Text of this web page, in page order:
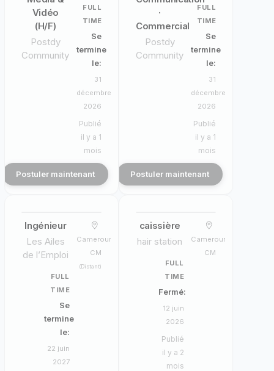
Vidéo
(H/F)
Postdy
Community
FULL
TIME
Se
termine
le:
31
décembre
2026
Publié
il y a 1
mois
Postuler maintenant
·
Commercial
Postdy
Community
FULL
TIME
Se
termine
le:
31
décembre
2026
Publié
il y a 1
mois
Postuler maintenant
Ingénieur
Les Ailes
de l’Emploi
Cameroun,
CM
(Distant)
FULL
TIME
Se
termine
le:
22 juin
2027
caissière
hair station
Cameroun,
CM
FULL
TIME
Fermé:
12 juin
2026
Publié
il y a 2
mois